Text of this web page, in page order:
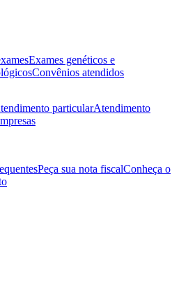
Exames genéticos e
Convênios atendidos
particularAtendimento
Peça sua nota fiscalConheça o